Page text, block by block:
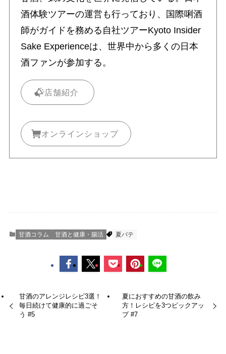
酒体験ツアーの運営も行っており、国際唎酒
師がガイドを務める自社ツアーKyoto Insider
Sake Experienceは、世界中から多くの日本
酒ファンが参加する。
店舗紹介
オンラインショップ
甘酒コラム 甘酒と健康・腸活 夏バテ
甘酒のアレンジレシピ3選！
毎日続けて健康的に過ごそ
う #5
夏におすすめの甘酒の飲み
方！レシピを3つピックアッ
プ #7